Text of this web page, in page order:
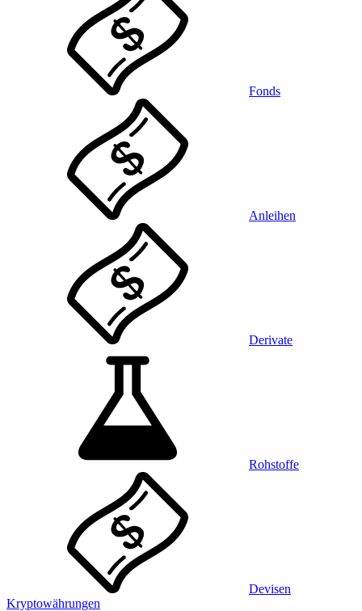
Fonds
Anleihen
Derivate
Rohstoffe
Devisen
Kryptowährungen